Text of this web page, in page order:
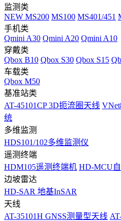
监测类
NEW MS200 MS100 MS401/451
手机类
Qmini A30 Qmini A20 Qmini A10
穿戴类
Qbox B10 Qbox S30 Qbox S15
车载类
Qbox M50
基准站类
AT-45101CP 3D扼流圈天线
统
多维监测
HDS101/102多维监测仪
遥测终端
HDM105遥测终端机 HD-MCU
边坡雷达
HD-SAR 地基InSAR
天线
AT-35101H GNSS测量型天线